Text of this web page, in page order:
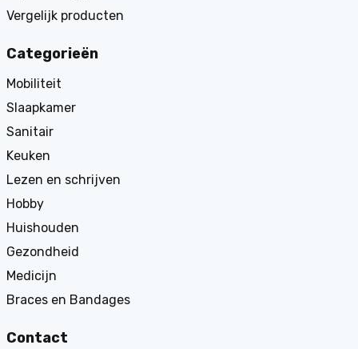
Vergelijk producten
Categorieën
Mobiliteit
Slaapkamer
Sanitair
Keuken
Lezen en schrijven
Hobby
Huishouden
Gezondheid
Medicijn
Braces en Bandages
Contact